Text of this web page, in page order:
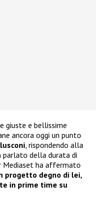
giuste e bellissime
ancora oggi un punto
, rispondendo alla
parlato della durata di
Mediaset ha affermato
progetto degno di lei,
in prime time su